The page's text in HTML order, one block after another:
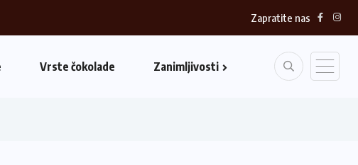
Zapratite nas
Vrste čokolade Zanimljivosti